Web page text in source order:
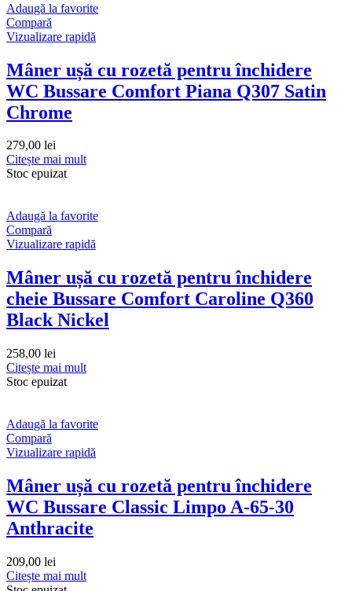
Adaugă la favorite
Compară
Vizualizare rapidă
Mâner ușă cu rozetă pentru închidere
WC Bussare Comfort Piana Q307 Satin
Chrome
279,00 lei
Citește mai mult
Stoc epuizat
Adaugă la favorite
Compară
Vizualizare rapidă
Mâner ușă cu rozetă pentru închidere
cheie Bussare Comfort Caroline Q360
Black Nickel
258,00 lei
Citește mai mult
Stoc epuizat
Adaugă la favorite
Compară
Vizualizare rapidă
Mâner ușă cu rozetă pentru închidere
WC Bussare Classic Limpo A-65-30
Anthracite
209,00 lei
Citește mai mult